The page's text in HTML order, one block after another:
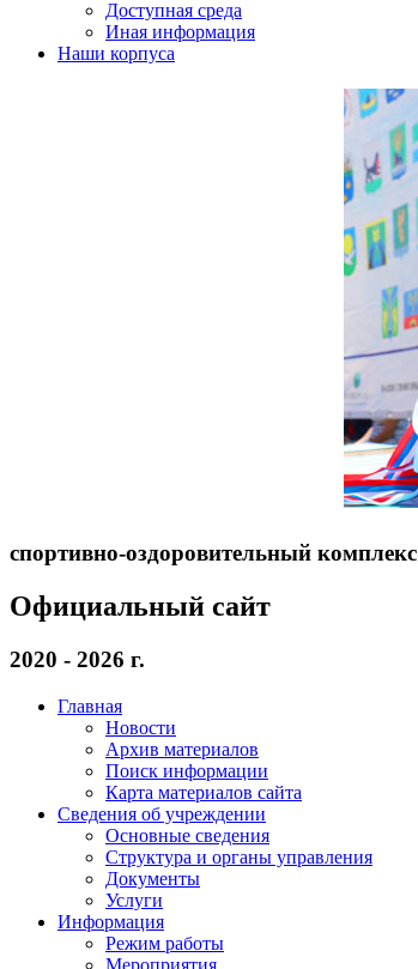
Доступная среда
Иная информация
Наши корпуса
спортивно-оздоровительный комплекс
Официальный сайт
2020 - 2026 г.
Главная
Новости
Архив материалов
Поиск информации
Карта материалов сайта
Сведения об учреждении
Основные сведения
Структура и органы управления
Документы
Услуги
Информация
Режим работы
Мероприятия